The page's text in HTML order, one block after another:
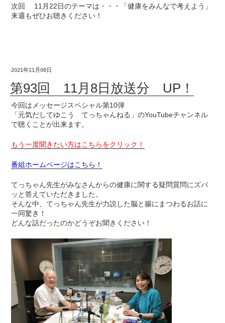
次回 11月22日のテーマは・・・「健康をみんなで考えよう」
来週もぜひお聴きください！
2021年11月08日
第93回 11月8日放送分 UP！
今回はメッセージスペシャル第10弾
「元気だしてゆこう てっちゃんねる」のYouTubeチャンネル
で聴くことが出来ます。
もう一度聞きたい方はこちらをクリック！
番組ホームページはこちら！
てっちゃん先生がみなさんからの健康に関する疑問質問にズバ
ッと答えていただきました。
そんな中、てっちゃん先生が力説した脳と腸にまつわるお話に
一同驚き！
どんな話だったのかどうぞお聞きください！